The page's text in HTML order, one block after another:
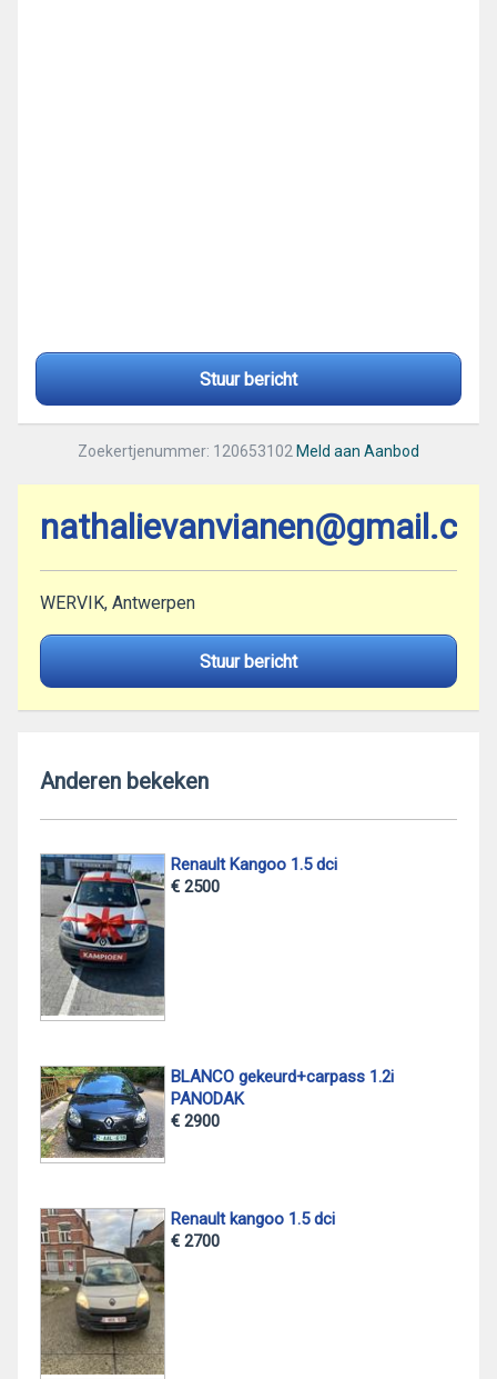
Stuur bericht
Zoekertjenummer: 120653102 Meld aan Aanbod
WERVIK, Antwerpen
Stuur bericht
Anderen bekeken
Renault Kangoo 1.5 dci
€ 2500
BLANCO gekeurd+carpass 1.2i
PANODAK
€ 2900
Renault kangoo 1.5 dci
€ 2700